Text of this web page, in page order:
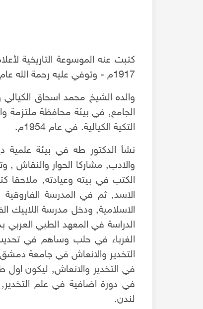
كتبت عنه الموسوعة التاريخية
1917م - وتوفي عليه رحمة الله عام1997م.
والده الشيخ محمد اسحاق
الجامع, في بيئة محافظة ملتزمة
التكية الكيالية. في عام 1954م.
نشأ الدكتور طه في بيئة علمية
والادب, مشاركا الحوار والنقاش ,
الكتب في بيته وعيادته, ملاحقا
الاسد, ثم في المدرسة
الغرباء في حلب وساهم في
لندن.